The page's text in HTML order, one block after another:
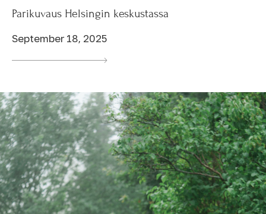
Parikuvaus Helsingin keskustassa
September 18, 2025